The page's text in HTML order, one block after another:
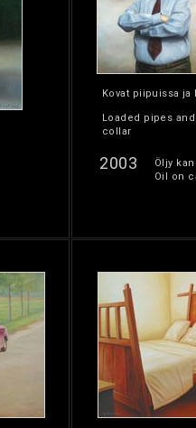
Kovat piipuissa ja
Loaded pipes
collar
2003
Öljy
Oil on